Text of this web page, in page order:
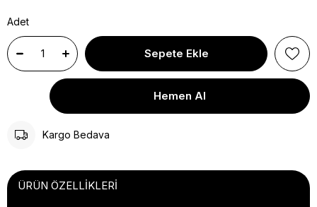
Adet
Kargo Bedava
ÜRÜN ÖZELLIKLERI